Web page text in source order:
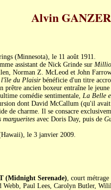
Alvin GANZER
(Minnesota), le 11 août 1911.
assistant de Nick Grinde sur
Norman Z. McLeod et John
l'île du Plaisirbénéficie d'un titre
prêtre ancien boxeur entraîne le
comédie sentimentale, La Belle
dont David McCallum (qu'il
de charme. Il se consacre
margueritesavec Doris Day, puis de
le 3 janvier 2009.
(Midnight Serenade), court métrage
Webb, Paul Lees, Carolyn Butler,